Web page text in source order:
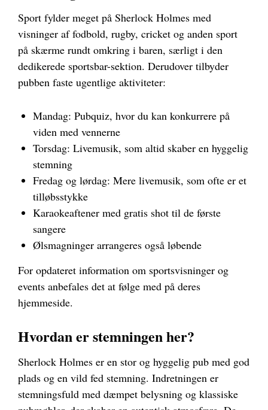
Sport fylder meget på Sherlock Holmes med
visninger af fodbold, rugby, cricket og anden sport
på skærme rundt omkring i baren, særligt i den
dedikerede sportsbar-sektion. Derudover tilbyder
pubben faste ugentlige aktiviteter:
Mandag: Pubquiz, hvor du kan konkurrere på
viden med vennerne
Torsdag: Livemusik, som altid skaber en hyggelig
stemning
Fredag og lørdag: Mere livemusik, som ofte er et
tilløbsstykke
Karaokeaftener med gratis shot til de første
sangere
Ølsmagninger arrangeres også løbende
For opdateret information om sportsvisninger og
events anbefales det at følge med på deres
hjemmeside.
Hvordan er stemningen her?
Sherlock Holmes er en stor og hyggelig pub med god
plads og en vild fed stemning. Indretningen er
stemningsfuld med dæmpet belysning og klassiske